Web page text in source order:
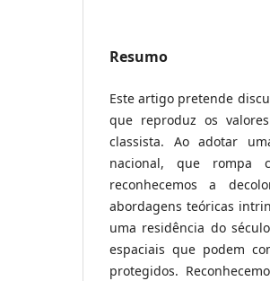
Resumo
Este artigo pretende
que reproduz os
classista. Ao adotar
nacional, que rompa
reconhecemos a
abordagens teóricas
uma residência do
espaciais que podem
protegidos.